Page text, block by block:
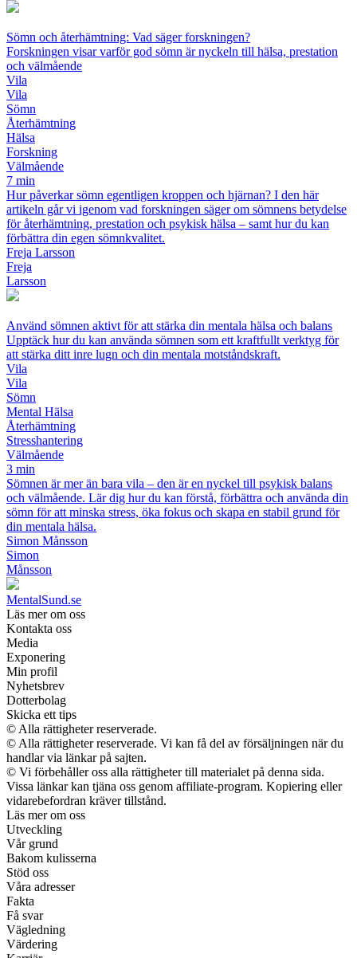
Sömn och återhämtning: Vad säger forskningen?
Forskningen visar varför god sömn är nyckeln till hälsa, prestation
och välmående
Vila
Vila
Sömn
Återhämtning
Hälsa
Forskning
Välmående
7 min
Hur påverkar sömn egentligen kroppen och hjärnan? I den här
artikeln går vi igenom vad forskningen säger om sömnens betydelse
för återhämtning, prestation och psykisk hälsa – samt hur du kan
förbättra din egen sömnkvalitet.
Freja Larsson
Freja
Larsson
Använd sömnen aktivt för att stärka din mentala hälsa och balans
Upptäck hur du kan använda sömnen som ett kraftfullt verktyg för
att stärka ditt inre lugn och din mentala motståndskraft.
Vila
Vila
Sömn
Mental Hälsa
Återhämtning
Stresshantering
Välmående
3 min
Sömnen är mer än bara vila – den är en nyckel till psykisk balans
och välmående. Lär dig hur du kan förstå, förbättra och använda din
sömn för att minska stress, öka fokus och skapa en stabil grund för
din mentala hälsa.
Simon Månsson
Simon
Månsson
MentalSund.se
Läs mer om oss
Kontakta oss
Media
Exponering
Min profil
Nyhetsbrev
Dotterbolag
Skicka ett tips
© Alla rättigheter reserverade.
© Alla rättigheter reserverade. Vi kan få del av försäljningen när du
handlar via länkar på sajten.
© Vi förbehåller oss alla rättigheter till materialet på denna sida.
Vissa länkar kan tjäna oss genom affiliate-program. Kopiering eller
vidarebefordran kräver tillstånd.
Läs mer om oss
Utveckling
Vår grund
Bakom kulisserna
Stöd oss
Våra adresser
Fakta
Få svar
Vägledning
Värdering